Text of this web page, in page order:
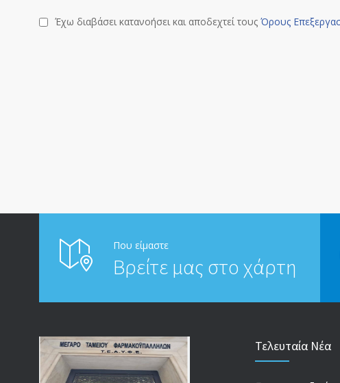
Έχω διαβάσει κατανοήσει και αποδεχτεί τους Όρους
Που είμαστε
Βρείτε μας στο χάρτη
Τελευταία Νέα